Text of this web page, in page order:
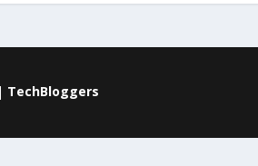
TechBloggers